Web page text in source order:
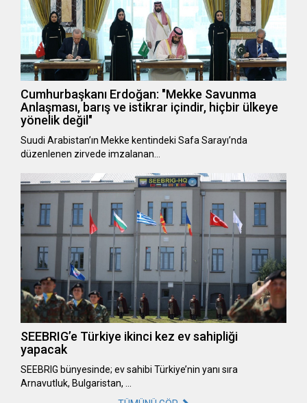
Cumhurbaşkanı Erdoğan: "Mekke Savunma
Anlaşması, barış ve istikrar içindir, hiçbir ülkeye
yönelik değil"
Suudi Arabistan’ın Mekke kentindeki Safa Sarayı’nda
düzenlenen zirvede imzalanan…
SEEBRIG’e Türkiye ikinci kez ev sahipliği
yapacak
SEEBRIG bünyesinde; ev sahibi Türkiye’nin yanı sıra
Arnavutluk, Bulgaristan, …